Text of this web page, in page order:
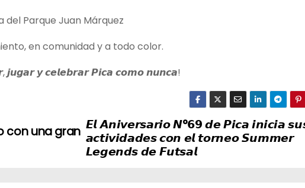
del Parque Juan Márquez
en comunidad y a todo color.
𝙟𝙪𝙜𝙖𝙧 𝙮 𝙘𝙚𝙡𝙚𝙗𝙧𝙖𝙧 𝙋𝙞𝙘𝙖 𝙘𝙤𝙢𝙤 𝙣𝙪𝙣𝙘𝙖!
𝙀𝙡 𝘼𝙣𝙞𝙫𝙚𝙧𝙨𝙖𝙧𝙞𝙤 𝙉°𝟲𝟵 𝙙𝙚 𝙋𝙞𝙘𝙖 𝙞𝙣𝙞𝙘𝙞𝙖
𝙖𝙘𝙩𝙞𝙫𝙞𝙙𝙖𝙙𝙚𝙨 𝙘𝙤𝙣 𝙚𝙡 𝙩𝙤𝙧𝙣𝙚𝙤 𝙎𝙪𝙢𝙢𝙚𝙧
𝙇𝙚𝙜𝙚𝙣𝙙𝙨 𝙙𝙚 𝙁𝙪𝙩𝙨𝙖𝙡
con una gran